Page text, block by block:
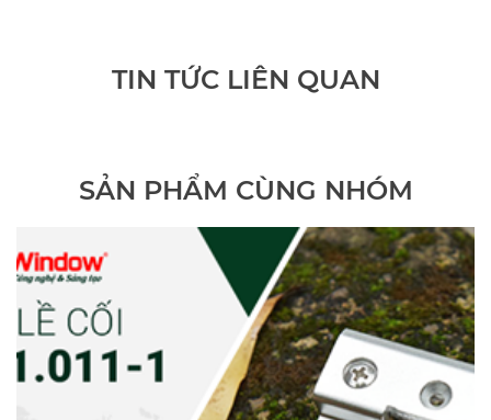
TIN TỨC LIÊN QUAN
SẢN PHẨM CÙNG NHÓM